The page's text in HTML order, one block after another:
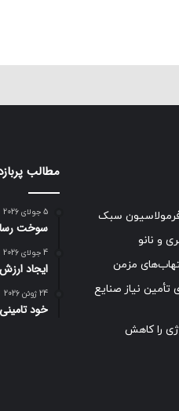
فرمولاسیون سبک
و نانو
مزمن
تأمین نیاز صنایع
را کاهش
مطالب
5 جولای 2026
سوخت
4 جولای 2026
ایجاد
24 ژوئن 2026
خود تامینی ۷۰ درصدی صنعت فولاد در بحث انرژی